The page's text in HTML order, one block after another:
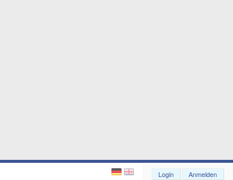
Login Anmelden